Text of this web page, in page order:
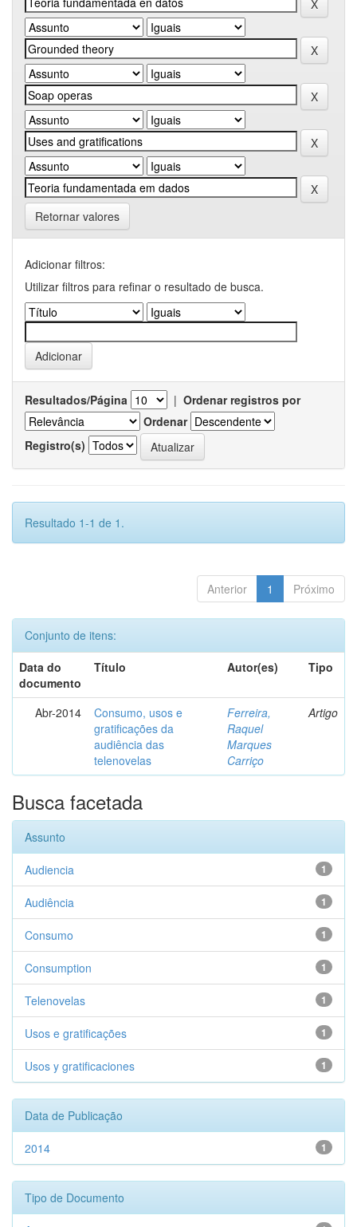
Retornar valores
Adicionar filtros:
Utilizar filtros para refinar o resultado de busca.
Resultados/Página | Ordenar registros por
Ordenar
Registro(s)
Resultado 1-1 de 1.
Anterior 1 Próximo
Conjunto de itens:
Data do
documento
Título Autor(es) Tipo
Abr-2014
Consumo, usos e
gratificações da
audiência das
telenovelas
Ferreira,
Raquel
Marques
Carriço
Artigo
Busca facetada
Assunto
1
Audiencia
1
Audiência
1
Consumo
1
Consumption
1
Telenovelas
1
Usos e gratificações
1
Usos y gratificaciones
Data de Publicação
1
2014
Tipo de Documento